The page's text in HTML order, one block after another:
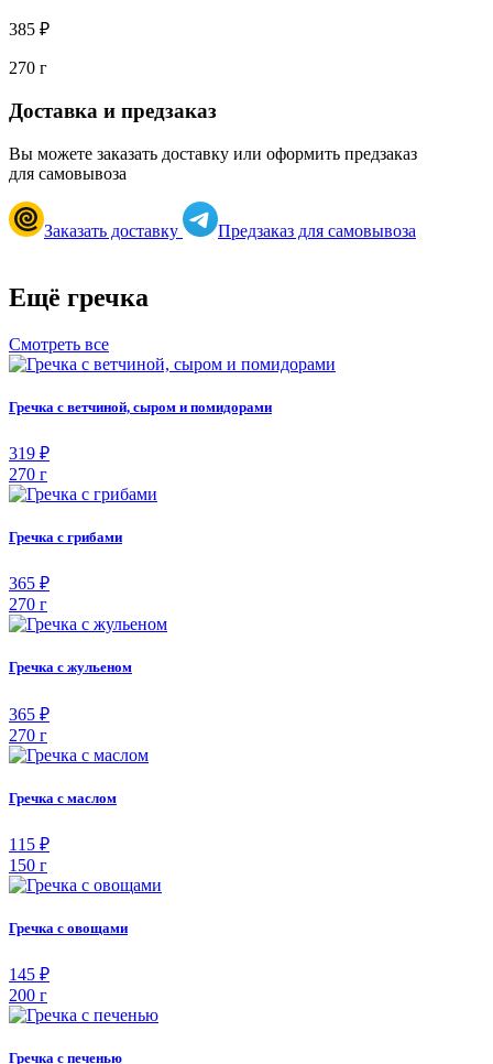
385 ₽
270 г
Доставка и предзаказ
Вы можете заказать доставку или оформить предзаказ
для самовывоза
Заказать доставку Предзаказ для самовывоза
Ещё гречка
Смотреть все
Гречка с ветчиной, сыром и помидорами
319 ₽
270 г
Гречка с грибами
365 ₽
270 г
Гречка с жульеном
365 ₽
270 г
Гречка с маслом
115 ₽
150 г
Гречка с овощами
145 ₽
200 г
Гречка с печенью